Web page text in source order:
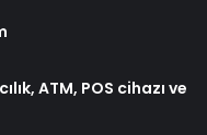
ATM, POS cihazı ve